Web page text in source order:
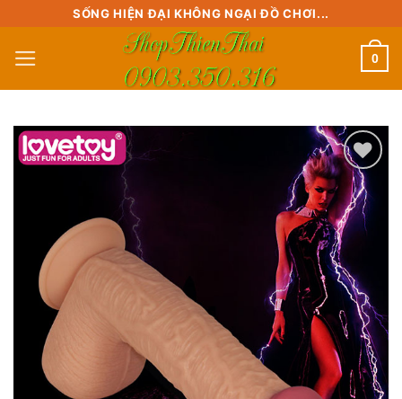
content
SỐNG HIỆN ĐẠI KHÔNG NGẠI ĐỒ CHƠI...
0
Add to
wishlist